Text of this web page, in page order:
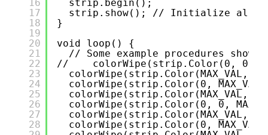
16
17
18
19
20
21
22
23
24
25
26
27
28
strip.begin();
strip.show(); // Initialize all
}
void loop() {
// Some example procedures
//    colorWipe(strip.Color(0, 0,
colorWipe(strip.Color(MAX_VAL,
colorWipe(strip.Color(0,
colorWipe(strip.Color(MAX_VAL,
colorWipe(strip.Color(0, 0,
colorWipe(strip.Color(MAX_VAL, 0,
colorWipe(strip.Color(0, MAX_VAL,